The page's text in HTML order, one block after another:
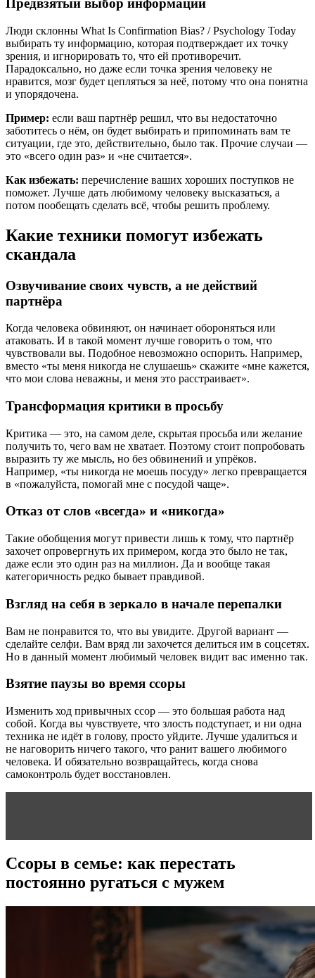
Предвзятый выбор информации
Люди склонны What Is Confirmation Bias? / Psychology Today
выбирать ту информацию, которая подтверждает их точку
зрения, и игнорировать то, что ей противоречит.
Парадоксально, но даже если точка зрения человеку не
нравится, мозг будет цепляться за неё, потому что она понятна
и упорядочена.
Пример: если ваш партнёр решил, что вы недостаточно
заботитесь о нём, он будет выбирать и припоминать вам те
ситуации, где это, действительно, было так. Прочие случаи —
это «всего один раз» и «не считается».
Как избежать: перечисление ваших хороших поступков не
поможет. Лучше дать любимому человеку высказаться, а
потом пообещать сделать всё, чтобы решить проблему.
Какие техники помогут избежать
скандала
Озвучивание своих чувств, а не действий
партнёра
Когда человека обвиняют, он начинает обороняться или
атаковать. И в такой момент лучше говорить о том, что
чувствовали вы. Подобное невозможно оспорить. Например,
вместо «ты меня никогда не слушаешь» скажите «мне кажется,
что мои слова неважны, и меня это расстраивает».
Трансформация критики в просьбу
Критика — это, на самом деле, скрытая просьба или желание
получить то, чего вам не хватает. Поэтому стоит попробовать
выразить ту же мысль, но без обвинений и упрёков.
Например, «ты никогда не моешь посуду» легко превращается
в «пожалуйста, помогай мне с посудой чаще».
Отказ от слов «всегда» и «никогда»
Такие обобщения могут привести лишь к тому, что партнёр
захочет опровергнуть их примером, когда это было не так,
даже если это один раз на миллион. Да и вообще такая
категоричность редко бывает правдивой.
Взгляд на себя в зеркало в начале перепалки
Вам не понравится то, что вы увидите. Другой вариант —
сделайте селфи. Вам вряд ли захочется делиться им в соцсетях.
Но в данный момент любимый человек видит вас именно так.
Взятие паузы во время ссоры
Изменить ход привычных ссор — это большая работа над
собой. Когда вы чувствуете, что злость подступает, и ни одна
техника не идёт в голову, просто уйдите. Лучше удалиться и
не наговорить ничего такого, что ранит вашего любимого
человека. И обязательно возвращайтесь, когда снова
самоконтроль будет восстановлен.
Ссоры в семье: как перестать
постоянно ругаться с мужем